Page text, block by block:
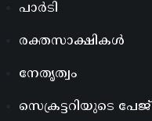
പാർടി
രക്തസാക്ഷികൾ
നേതൃത്വം
സെക്രട്ടറിയുടെ പേജ്